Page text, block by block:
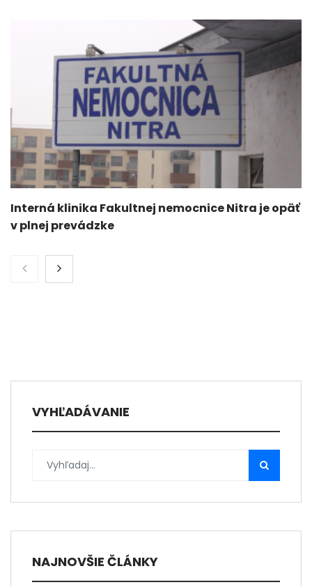
Interná klinika Fakultnej nemocnice Nitra je opäť
v plnej prevádzke
VYHĽADÁVANIE
NAJNOVŠIE ČLÁNKY